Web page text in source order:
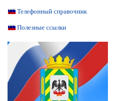
Телефонный справочник
Полезные ссылки